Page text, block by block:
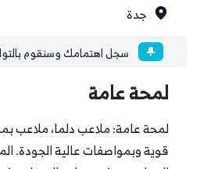
جدة
سجل اهتمامك وسنقوم
لمحة عامة
لمحة عامة: ملاعب دلما، ملاعب
قوية وبمواصفات عالية الجودة.